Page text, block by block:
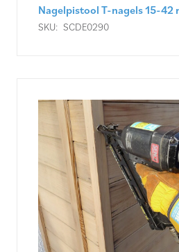
Nagelpistool T-nagels 15-42
SKU: SCDE0290